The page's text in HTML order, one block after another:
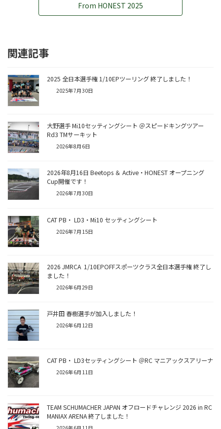
From HONEST 2025
関連記事
2025 全日本選手権 1/10EPツーリング 終了しました！
2025年7月30日
大野選手 Mi10セッティングシート ＠スピードキングツアー
Rd3 TMサーキット
2026年8月6日
2026年8月16日 Beetops ＆ Active・HONEST オープニング
Cup開催です！
2026年7月30日
CAT PB・ LD3・Mi10 セッティングシート
2026年7月15日
2026 JMRCA 1/10EPOFFスポーツクラス全日本選手権 終了し
ました！
2026年6月29日
戸井田 春樹選手が加入しました！
2026年6月12日
CAT PB・ LD3セッティングシート ＠RC マニアックスアリーナ
2026年6月11日
TEAM SCHUMACHER JAPAN オフロードチャレンジ 2026 in RC
MANIAX ARENA 終了しました！